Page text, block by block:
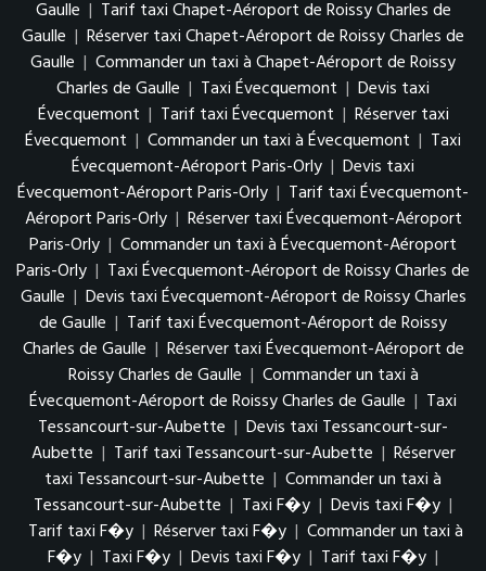
Gaulle | Tarif taxi Chapet-Aéroport de Roissy Charles de
Gaulle | Réserver taxi Chapet-Aéroport de Roissy Charles de
Gaulle | Commander un taxi à Chapet-Aéroport de Roissy
Charles de Gaulle | Taxi Évecquemont | Devis taxi
Évecquemont | Tarif taxi Évecquemont | Réserver taxi
Évecquemont | Commander un taxi à Évecquemont | Taxi
Évecquemont-Aéroport Paris-Orly | Devis taxi
Évecquemont-Aéroport Paris-Orly | Tarif taxi Évecquemont-
Aéroport Paris-Orly | Réserver taxi Évecquemont-Aéroport
Paris-Orly | Commander un taxi à Évecquemont-Aéroport
Paris-Orly | Taxi Évecquemont-Aéroport de Roissy Charles de
Gaulle | Devis taxi Évecquemont-Aéroport de Roissy Charles
de Gaulle | Tarif taxi Évecquemont-Aéroport de Roissy
Charles de Gaulle | Réserver taxi Évecquemont-Aéroport de
Roissy Charles de Gaulle | Commander un taxi à
Évecquemont-Aéroport de Roissy Charles de Gaulle | Taxi
Tessancourt-sur-Aubette | Devis taxi Tessancourt-sur-
Aubette | Tarif taxi Tessancourt-sur-Aubette | Réserver
taxi Tessancourt-sur-Aubette | Commander un taxi à
Tessancourt-sur-Aubette | Taxi F�y | Devis taxi F�y |
Tarif taxi F�y | Réserver taxi F�y | Commander un taxi à
F�y | Taxi F�y | Devis taxi F�y | Tarif taxi F�y |